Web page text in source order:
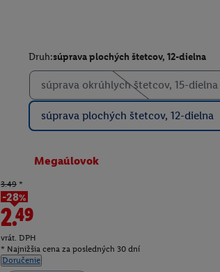
Druh:súprava plochých štetcov, 12-dielna
súprava okrúhlych štetcov, 15-dielna
súprava plochých štetcov, 12-dielna
Megaúlovok
3.49*
-28%
2.49
vrát. DPH
* Najnižšia cena za posledných 30 dní
Doručenie